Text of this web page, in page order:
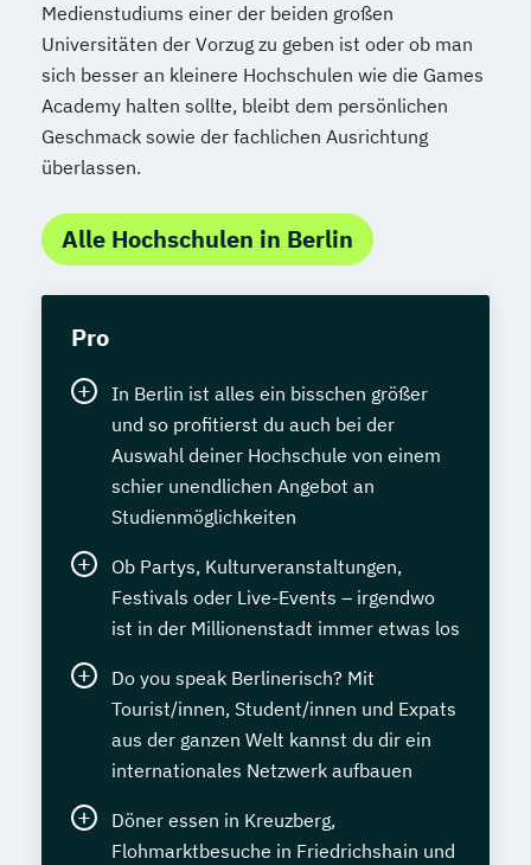
Medienstudiums einer der beiden großen
Universitäten der Vorzug zu geben ist oder ob man
sich besser an kleinere Hochschulen wie die Games
Academy halten sollte, bleibt dem persönlichen
Geschmack sowie der fachlichen Ausrichtung
überlassen.
Alle Hochschulen in Berlin
Pro
In Berlin ist alles ein bisschen größer
und so profitierst du auch bei der
Auswahl deiner Hochschule von einem
schier unendlichen Angebot an
Studienmöglichkeiten
Ob Partys, Kulturveranstaltungen,
Festivals oder Live-Events – irgendwo
ist in der Millionenstadt immer etwas los
Do you speak Berlinerisch? Mit
Tourist/innen, Student/innen und Expats
aus der ganzen Welt kannst du dir ein
internationales Netzwerk aufbauen
Döner essen in Kreuzberg,
Flohmarktbesuche in Friedrichshain und